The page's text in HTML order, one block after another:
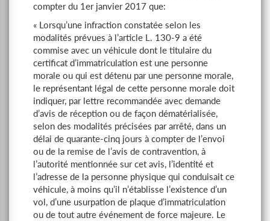
compter du 1er janvier 2017 que:
« Lorsqu’une infraction constatée selon les
modalités prévues à l’article L. 130-9 a été
commise avec un véhicule dont le titulaire du
certificat d’immatriculation est une personne
morale ou qui est détenu par une personne morale,
le représentant légal de cette personne morale doit
indiquer, par lettre recommandée avec demande
d’avis de réception ou de façon dématérialisée,
selon des modalités précisées par arrêté, dans un
délai de quarante-cinq jours à compter de l’envoi
ou de la remise de l’avis de contravention, à
l’autorité mentionnée sur cet avis, l’identité et
l’adresse de la personne physique qui conduisait ce
véhicule, à moins qu’il n’établisse l’existence d’un
vol, d’une usurpation de plaque d’immatriculation
ou de tout autre événement de force majeure. Le